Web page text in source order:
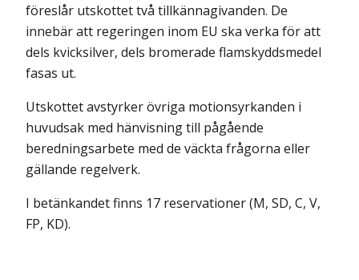
föreslår utskottet två tillkännagivanden. De
innebär att regeringen inom EU ska verka för att
dels kvicksilver, dels bromerade flamskyddsmedel
fasas ut.
Utskottet avstyrker övriga motionsyrkanden i
huvudsak med hänvisning till pågående
beredningsarbete med de väckta frågorna eller
gällande regelverk.
I betänkandet finns 17 reservationer (M, SD, C, V,
FP, KD).